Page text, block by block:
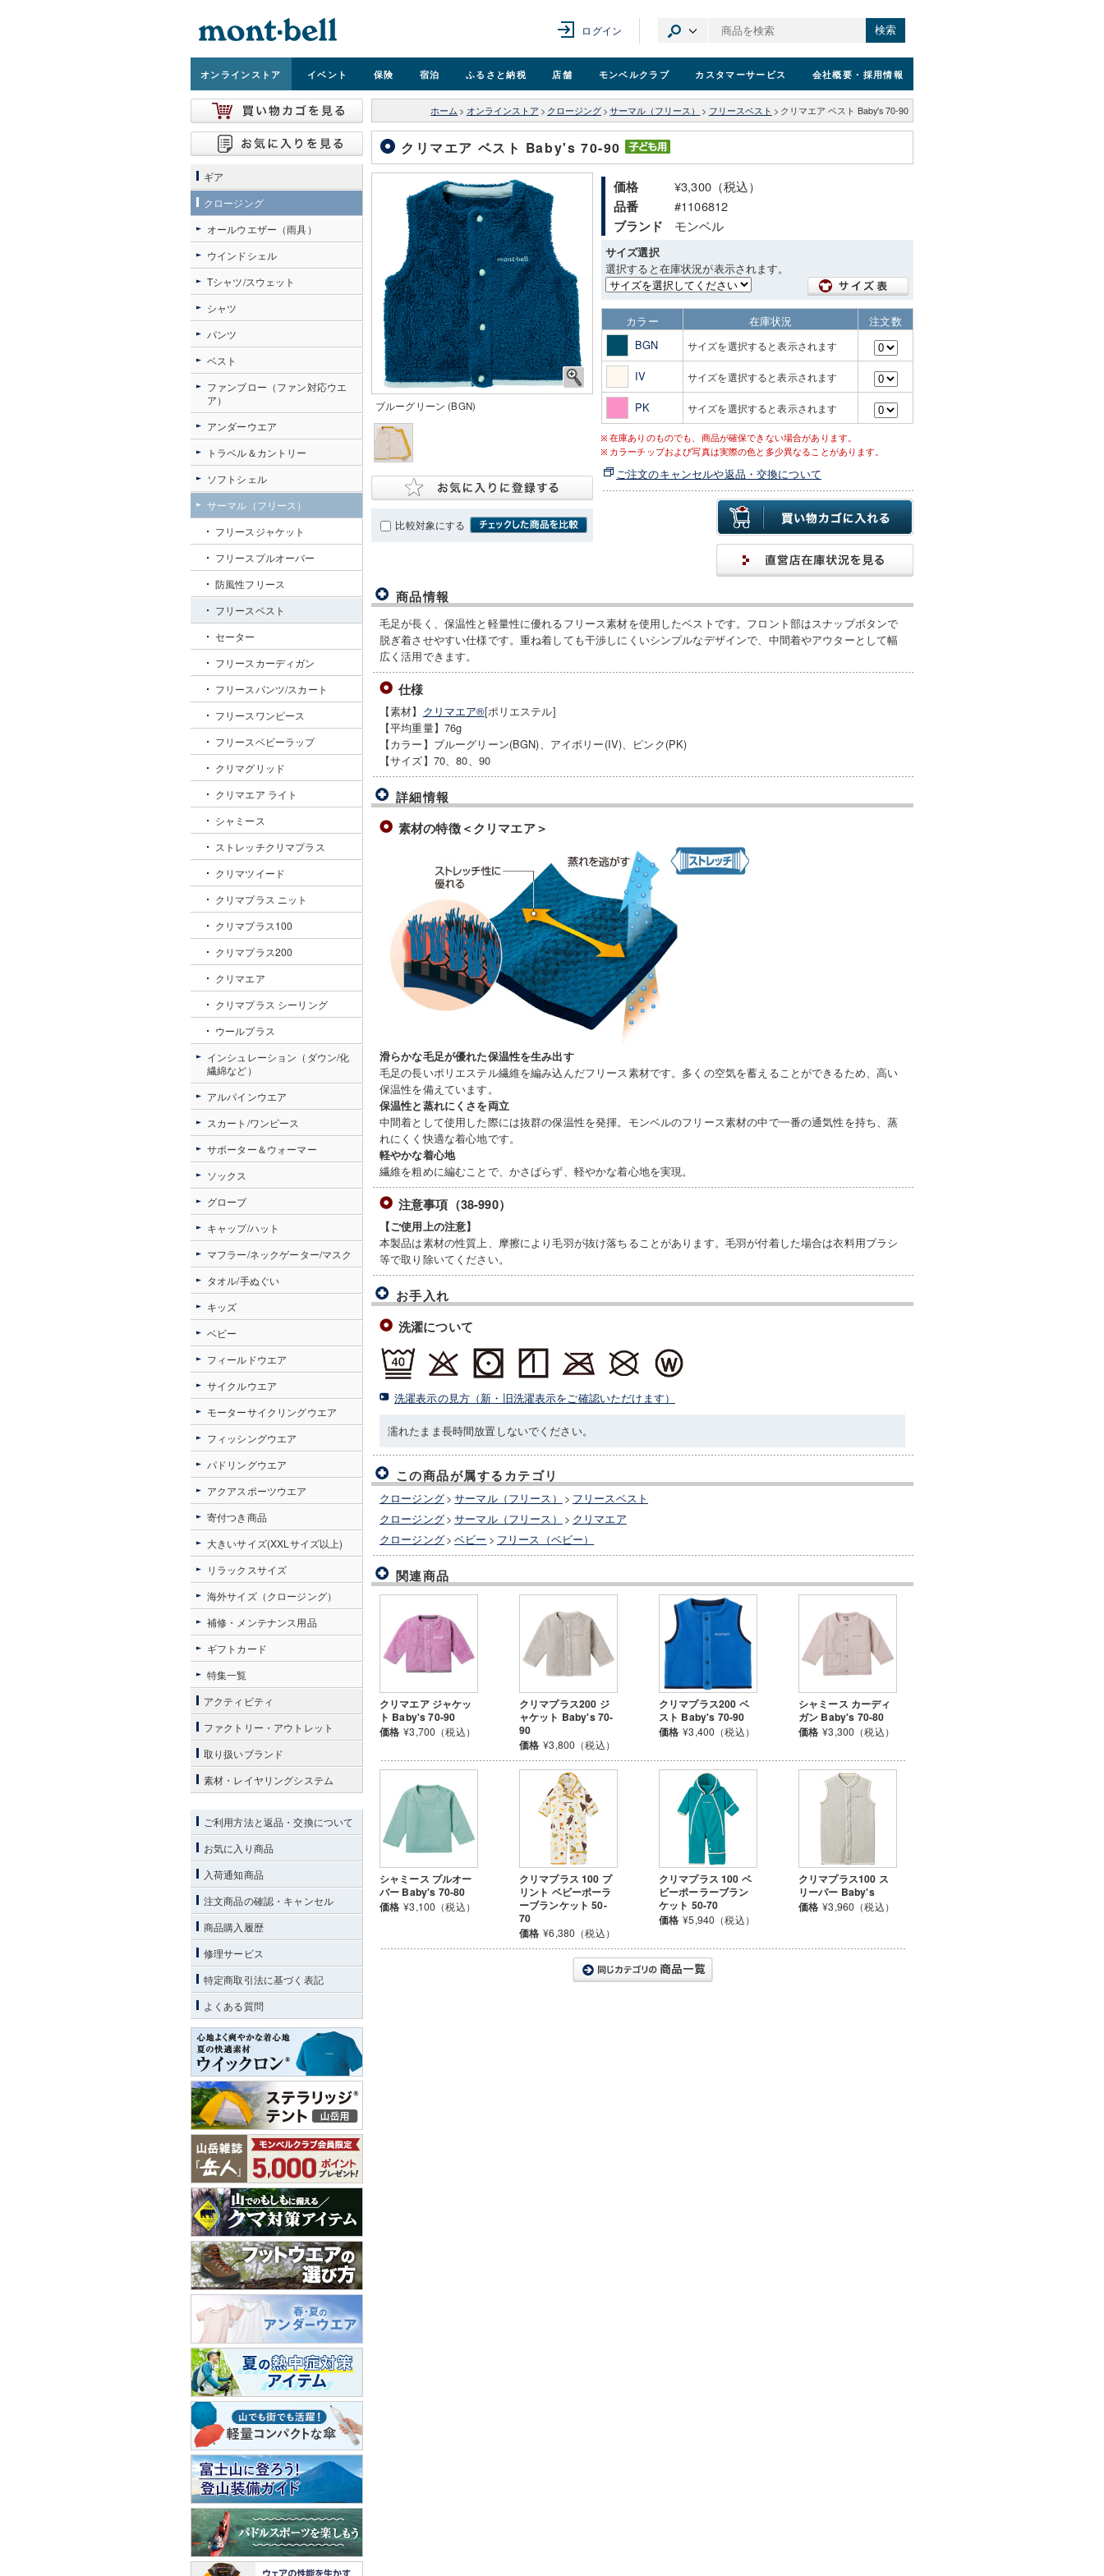
ログイン 検索
オンラインストア イベント 保険 宿泊 ふるさと納税 店舗 モンベルクラブ カスタマーサービス 会社概要 ・採用情報
ホーム > オンラインストア > クロージング > サーマル（フリース） > フリースベスト > クリマエア ベスト Baby's 70-90
クリマエア ベスト Baby's 70-90
ブルーグリーン (BGN)
比較対象にする
価格 ¥3,300（税込）
品番 #1106812
ブランド モンベル
サイズ選択
選択すると在庫状況が表示されます。
カラー 在庫状況
注文数
BGN
サイズを選択すると表示されます
IV サイズを選択すると表示されます
PK サイズを選択すると表示されます
在庫ありのものでも、商品が確保できない場合があります。
カラーチップおよび写真は実際の色と多少異なることがあります。
ご注文のキャンセルや返品・交換について
商品情報
毛足が長く、保温性と軽量性に優れるフリース素材を使用したベストです。フロント部はスナップボタンで
脱ぎ着させやすい仕様です。重ね着しても干渉しにくいシンプルなデザインで、中間着やアウターとして幅
広く活用できます。
仕様
【素材】 クリマエア®[ポリエステル]
【平均重量】76g
【カラー】ブルーグリーン(BGN)、アイボリー(IV)、ピンク(PK)
【サイズ】70、80、90
詳細情報
素材の特徴＜クリマエア＞
滑らかな毛足が優れた保温性を生み出す
毛足の長いポリエステル繊維を編み込んだフリース素材です。多くの空気を蓄えることができるため、高い
保温性を備えています。
保温性と蒸れにくさを両立
中間着として使用した際には抜群の保温性を発揮。モンベルのフリース素材の中で一番の通気性を持ち、蒸
れにくく快適な着心地です。
軽やかな着心地
繊維を粗めに編むことで、かさばらず、軽やかな着心地を実現。
注意事項（38-990）
【ご使用上の注意】
本製品は素材の性質上、摩擦により毛羽が抜け落ちることがあります。毛羽が付着した場合は衣料用ブラシ
等で取り除いてください。
お手入れ
洗濯について
洗濯表示の見方（新・旧洗濯表示をご確認いただけます）
濡れたまま長時間放置しないでください。
この商品が属するカテゴリ
クロージング> サーマル（フリース） > フリースベスト
クロージング> サーマル（フリース） > クリマエア
クロージング> ベビー > フリース（ベビー）
関連商品
クリマエア ジャケッ
ト Baby's 70-90
価格 ¥3,700（税込）
クリマプラス200 ジ
ャケット Baby's 70-
90
価格 ¥3,800（税込）
クリマプラス200 ベ
スト Baby's 70-90
価格 ¥3,400（税込）
シャミース カーディ
ガン Baby's 70-80
価格 ¥3,300（税込）
シャミース プルオー
バー Baby's 70-80
価格 ¥3,100（税込）
クリマプラス 100 プ
リント ベビーポーラ
ーブランケット 50-
70
価格 ¥6,380（税込）
クリマプラス 100 ベ
ビーポーラーブラン
ケット 50-70
価格 ¥5,940（税込）
クリマプラス100 ス
リーパー Baby's
価格 ¥3,960（税込）
ギア
クロージング
オールウエザー（雨具）
ウインドシェル
Tシャツ/スウェット
シャツ
パンツ
ベスト
ファンブロー（ファン対応ウエ
ア）
アンダーウエア
トラベル＆カントリー
ソフトシェル
サーマル（フリース）
フリースジャケット
フリースプルオーバー
防風性フリース
フリースベスト
セーター
フリースカーディガン
フリースパンツ/スカート
フリースワンピース
フリースベビーラップ
クリマグリッド
クリマエア ライト
シャミース
ストレッチクリマプラス
クリマツイード
クリマプラス ニット
クリマプラス100
クリマプラス200
クリマエア
クリマプラス シーリング
ウールプラス
インシュレーション（ダウン/化
繊綿など）
アルパインウエア
スカート/ワンピース
サポーター＆ウォーマー
ソックス
グローブ
キャップ/ハット
マフラー/ネックゲーター/マスク
タオル/手ぬぐい
キッズ
ベビー
フィールドウエア
サイクルウエア
モーターサイクリングウエア
フィッシングウエア
パドリングウエア
アクアスポーツウエア
寄付つき商品
大きいサイズ(XXLサイズ以上)
リラックスサイズ
海外サイズ（クロージング）
補修・メンテナンス用品
ギフトカード
特集一覧
アクティビティ
ファクトリー・アウトレット
取り扱いブランド
素材・レイヤリングシステム
ご利用方法と返品・交換について
お気に入り商品
入荷通知商品
注文商品の確認・キャンセル
商品購入履歴
修理サービス
特定商取引法に基づく表記
よくある質問